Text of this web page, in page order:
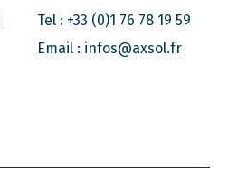
Tel : +33 (0)1 76 78 19 59
Email : infos@axsol.fr